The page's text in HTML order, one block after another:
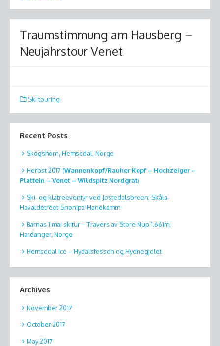
Traumstimmung am Hausberg –
Neujahrstour Venet
Ski touring
Recent Posts
Skogshorn, Hemsedal, Norge
Herbst 2017 (Wannenkopf/Rauher Kopf – Hochzeiger –
Plattein – Venet – Wildspitz Nordgrat)
Ski- og klatreeventyr ved Jostedalsbreen: Skåla-
Havaldetreet-Snønipa-Hanekamm
Barnas 1.mai skitur – Travers av Store Nup 1.661m,
Hardanger, Norge
Hemsedal Ice – Hydalsfossen og Hydnegjelet
Archives
November 2017
October 2017
May 2017